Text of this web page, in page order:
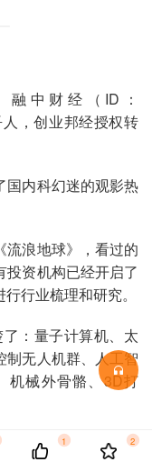
中财经（ID：
，创业邦经授权转
国内科幻迷的观影热
流浪地球》，看过的
资机构已经开启了
行业梳理和研究。
：量子计算机、太
制无人机群、人工智
机械外骨骼、3D打
VC/PE风险投资指
1 2